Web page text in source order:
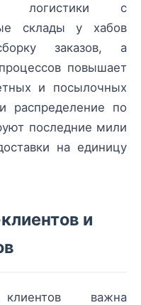
логистики с
склады у хабов
заказов, а
повышает
и посылочных
распределение по
последние мили
на единицу
и
важна